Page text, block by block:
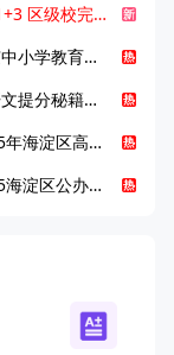
2026北京 1+3 区级校完整名单发布，13549 个名额该如何规划报考？
新学期北京中小学教育八大变化全解析：学位、政策、教学等方面迎新变革
北京中考语文提分秘籍！攻克 5000 易混易错字
合集！2025年海淀区高中校情介绍
汇总！2025海淀区公办高中校情全解